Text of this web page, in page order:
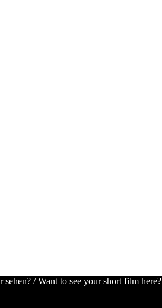
/ Want to see your short film here?